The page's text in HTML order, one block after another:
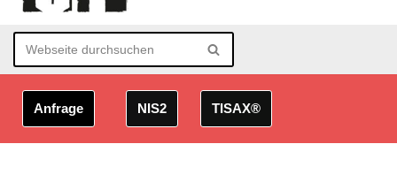
Anfrage NIS2 TISAX®